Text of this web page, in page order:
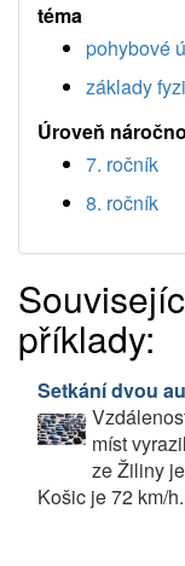
téma
pohybové
základy
Úroveň
7. ročník
8. ročník
příklady:
Setkání dvou
míst
ze Žiliny
Košic je 72 km/